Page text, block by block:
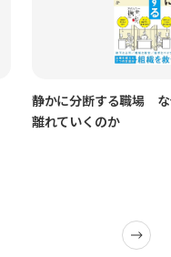
静かに分断する職場
離れていくのか